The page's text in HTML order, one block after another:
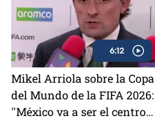
6:12
Mikel Arriola sobre la Copa
del Mundo de la FIFA 2026:
''México va a ser el centro